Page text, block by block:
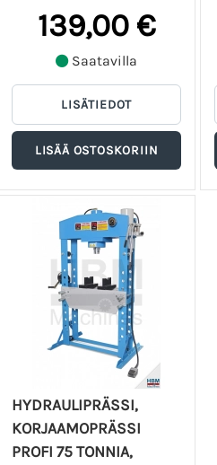
139,00 €
Saatavilla
HYDRAULIPRÄSSI,
KORJAAMOPRÄSSI
PROFI 75 TONNIA,